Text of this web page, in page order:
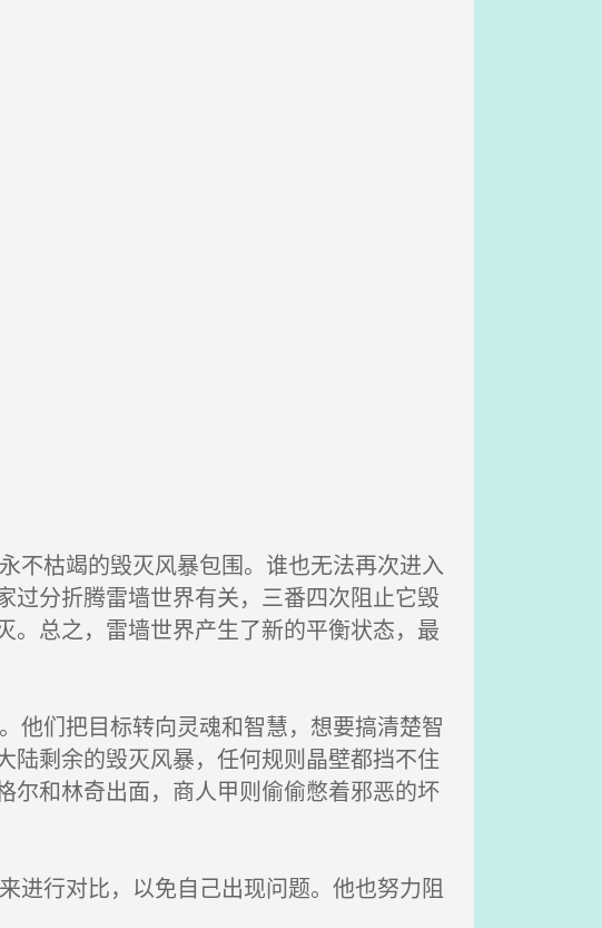
不枯竭的毁灭风暴包围。谁也无法再次进入
过分折腾雷墙世界有关，三番四次阻止它毁
。总之，雷墙世界产生了新的平衡状态，最
们把目标转向灵魂和智慧，想要搞清楚智
剩余的毁灭风暴，任何规则晶壁都挡不住
和林奇出面，商人甲则偷偷憋着邪恶的坏
进行对比，以免自己出现问题。他也努力阻